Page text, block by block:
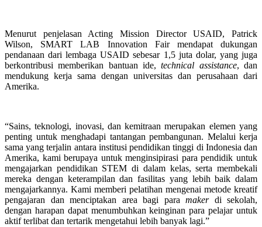
Menurut penjelasan Acting Mission Director USAID, Patrick
Wilson, SMART LAB Innovation Fair mendapat dukungan
pendanaan dari lembaga USAID sebesar 1,5 juta dolar, yang juga
berkontribusi memberikan bantuan ide,technical assistance, dan
mendukung kerja sama dengan universitas dan perusahaan dari
Amerika.
“Sains, teknologi, inovasi, dan kemitraan merupakan elemen yang
penting untuk menghadapi tantangan pembangunan. Melalui kerja
sama yang terjalin antara institusi pendidikan tinggi di Indonesia dan
Amerika, kami berupaya untuk menginsipirasi para pendidik untuk
mengajarkan pendidikan STEM di dalam kelas, serta membekali
mereka dengan keterampilan dan fasilitas yang lebih baik dalam
mengajarkannya. Kami memberi pelatihan mengenai metode kreatif
pengajaran dan menciptakan area bagi para makerdi sekolah,
dengan harapan dapat menumbuhkan keinginan para pelajar untuk
aktif terlibat dan tertarik mengetahui lebih banyak lagi.”